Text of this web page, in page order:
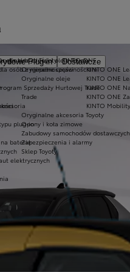
Plug-in
Dostawcze
dla hybryd Toyoty
osób z niepełnosprawnościami
plug-in
baterię
elektrycznych
KINTO ONE
KINTO ONE
KINTO ONE
KINTO ONE
KINTO ONE
KINTO Mobility
części i oleje Toyoty
Oryginalne części
Oryginalne oleje
Sprzedaży Hurtowej Trade
Trade
Oryginalne akcesoria Toyoty
Opony i koła zimowe
Zabudowy samochodów dostawczych
Zabezpieczenia i alarmy
Sklep Toyoty